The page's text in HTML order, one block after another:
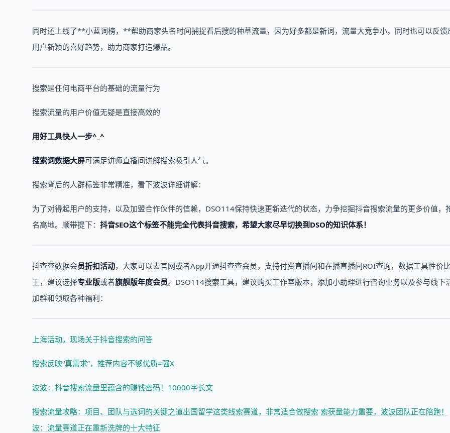
同时还上线了**小蓝词榜，**帮助商家头名时间捕捉看后搜的种草流量，因为好多都是新词，流量大竞争小。同时也可以反馈
用户新颖的喜好趋势，助力商家打造爆品。
搜索是任何电商平台的基础的流量行为
搜索流量的用户价值无疑是直接高效的
用好工具快人一步^_^
搜索词数据大屏可满足讲师直播间讲解搜索吸引人气。
搜索背后的人群标签非常精准，看下波波详细讲解：
为了对得起用户的支持，以及加盟合作伙伴的信赖，DSO114保持快速更新迭代的状态，力争挖掘抖音搜索流量的更多价值，
名高地。顺带提下： 抖音SEO这个标签不能完全代表抖音搜索，希望大家尽早切换到DSO的知识体系！
抖查查数据会员折扣活动，大家可以去官网或者App开通抖查查会员，支持付费直播间和在播直播间ROI查询，数据工具性价
王，建议选择专业版或者旗舰版年度会员。DSO114搜索工具，建议购买工作室版本，添加小助理进行咨询业务以及参与线下
加群和领取各种福利：
上海活动，现场关于抖音搜索的问答
搜索反映“真需求”，推荐内容不够优质=强X
波波：抖音搜索流量里蕴含的赚钱密码！10000字长文
搜索流量攻略：项目、团队与选词的关键之道出国留学这类线索赛道，非常适合做搜索 索获量能力重要，波波团队正在陪跑！
波：流量赛道正在重新洗牌的十大特征